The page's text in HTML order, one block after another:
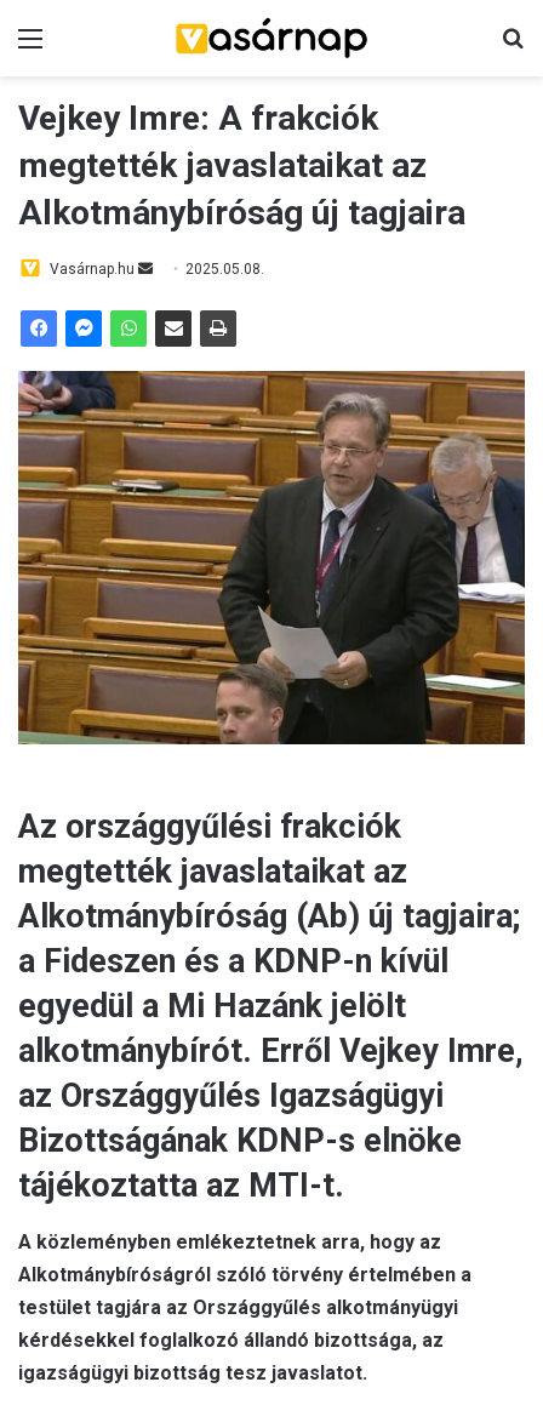
Vejkey Imre: A frakciók
megtették javaslataikat az
Alkotmánybíróság új tagjaira
Vasárnap.hu
n
e
m
a
l
2025.05.08.
Az országgyűlési frakciók
megtették javaslataikat az
Alkotmánybíróság (Ab) új tagjaira;
a Fideszen és a KDNP-n kívül
egyedül a Mi Hazánk jelölt
alkotmánybírót. Erről Vejkey Imre,
az Országgyűlés Igazságügyi
Bizottságának KDNP-s elnöke
tájékoztatta az MTI-t.
A közleményben emlékeztetnek arra, hogy az
Alkotmánybíróságról szóló törvény értelmében a
testület tagjára az Országgyűlés alkotmányügyi
kérdésekkel foglalkozó állandó bizottsága, az
igazságügyi bizottság tesz javaslatot.